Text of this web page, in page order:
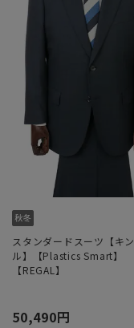
スタンダードスーツ【キ
ル】【Plastics Smart】
【REGAL】
50,490円